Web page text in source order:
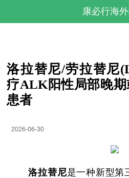
康必行海
洛拉替尼/劳拉替尼
疗ALK阳性局部晚
患者
2026-06-30
洛拉替尼是一种新型第